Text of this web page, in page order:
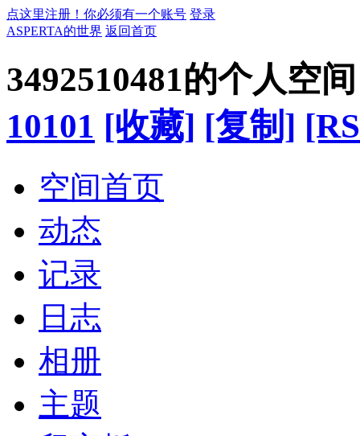
点这里注册！你必须有一个账号 登录
ASPERTA的世界 返回首页
3492510481的个人空间
10101 [收藏] [复制]
空间首页
动态
记录
日志
相册
主题